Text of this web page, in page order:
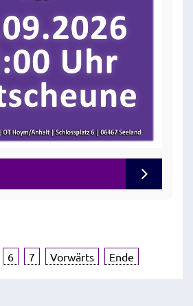
6 7 Vorwärts Ende